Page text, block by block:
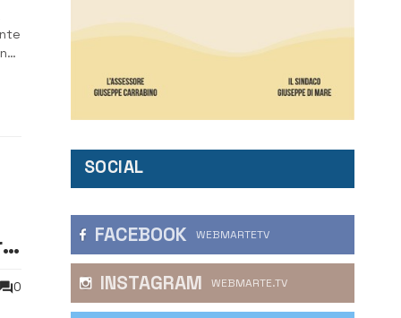
0
SOCIAL
FACEBOOK WEBMARTETV
INSTAGRAM WEBMARTE.TV